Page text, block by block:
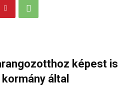
képest is
által